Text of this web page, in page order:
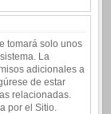
tomará solo unos
La
adicionales a
de estar
relacionadas.
por el Sitio.